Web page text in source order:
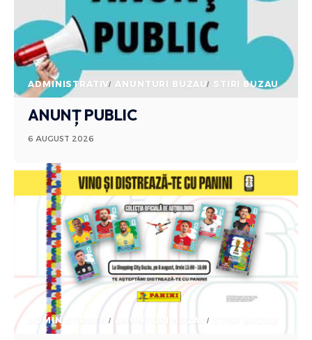
ADMINISTRATIV ANUNTURI BUZAU STIRI BUZAU
ANUNȚ PUBLIC
6 AUGUST 2026
ADMINISTRATIV ANUNTURI BUZAU